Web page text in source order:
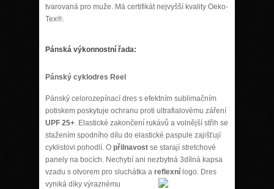
tvarovaná pro muže. Má certifikát nejvyšší kvality Oeko-
Tex®.
Pánská výkonnostní řada:
Pánský cyklodres Reel
Pánský celorozepínací dres s efektním sublimačním
potiskem poskytuje ochranu proti ultrafialovému záření
UPF 25+. Elastické zakončení rukávů a volnější střih se
stažením spodního dílu do elastické paspule zajišťují
cyklistovi pohodlí. O přilnavost se starají stretchové
panely na bocích. Nechybí ani nezbytná 3dílná kapsa
vzadu s otvorem pro sluchátka a reflexní logo. Dres
vyniká díky výraznému